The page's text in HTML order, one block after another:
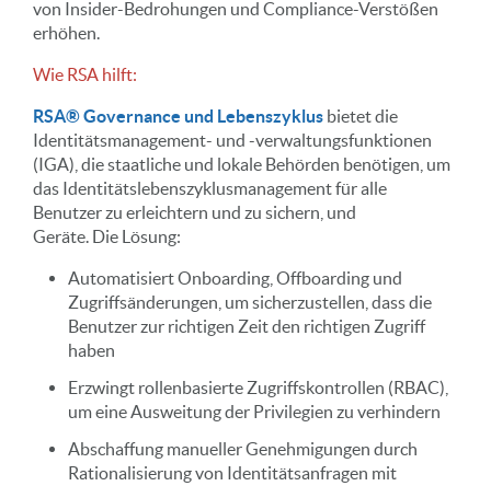
von Insider-Bedrohungen und Compliance-Verstößen
erhöhen.
Wie RSA hilft:
RSA® Governance und Lebenszyklus bietet die
Identitätsmanagement- und -verwaltungsfunktionen
(IGA), die staatliche und lokale Behörden benötigen, um
das Identitätslebenszyklusmanagement für alle
Benutzer zu erleichtern und zu sichern, und
Geräte. Die Lösung:
Automatisiert Onboarding, Offboarding und
Zugriffsänderungen, um sicherzustellen, dass die
Benutzer zur richtigen Zeit den richtigen Zugriff
haben
Erzwingt rollenbasierte Zugriffskontrollen (RBAC),
um eine Ausweitung der Privilegien zu verhindern
Abschaffung manueller Genehmigungen durch
Rationalisierung von Identitätsanfragen mit